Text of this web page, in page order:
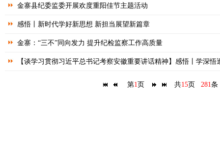
金寨县纪委监委开展欢度重阳佳节主题活动
感悟丨新时代学好新思想 新担当展望新篇章
金寨：“三不”同向发力 提升纪检监察工作高质量
【谈学习贯彻习近平总书记考察安徽重要讲话精神】感悟丨学深
第1页 共15页 281